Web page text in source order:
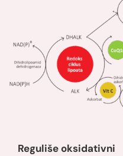
Reguliše oksidativni